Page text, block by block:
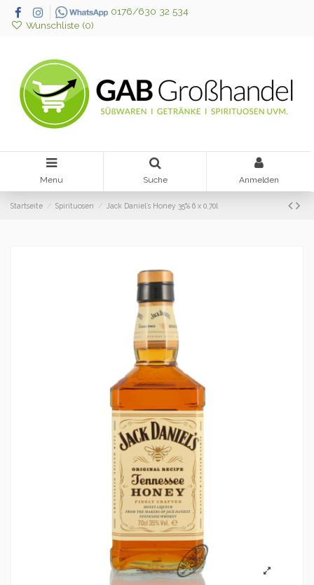
0176/630 32 534
Wunschliste (0)
Menu Suche Anmelden
Startseite Spirituosen Jack Daniel´s Honey 35% 6 x 0,70l